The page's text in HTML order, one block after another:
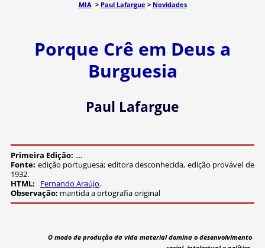
MIA> Paul Lafargue > Novidades
Porque Crê em Deus a
Burguesia
Paul Lafargue
Primeira Edição: ....
Fonte: edição portuguesa; editora desconhecida, edição provável de
1932.
HTML:
Fernando Araújo.
Observação: mantida a ortografia original
O modo de produção da vida material domina o desenvolvimento